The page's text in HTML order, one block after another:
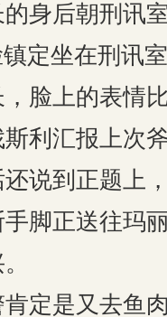
身后朝刑讯室
定坐在刑讯
脸上的表情
利汇报上次
说到正题上
脚正送往玛
定是又去鱼